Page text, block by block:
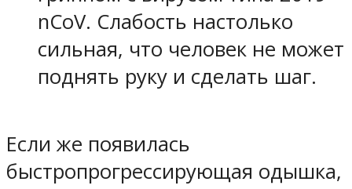
nCoV. Слабость настолько
сильная, что человек не может
поднять руку и сделать шаг.
Если же появилась
быстропрогрессирующая одышка,